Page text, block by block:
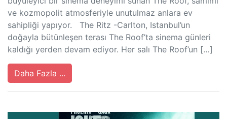
ve kozmopolit atmosferiyle unutulmaz anlara ev
sahipliği yapıyor. The Ritz -Carlton, Istanbul’un
doğayla bütünleşen terası The Roof’ta sinema günleri
kaldığı yerden devam ediyor. Her salı The Roof’un […]
Daha Fazla ...